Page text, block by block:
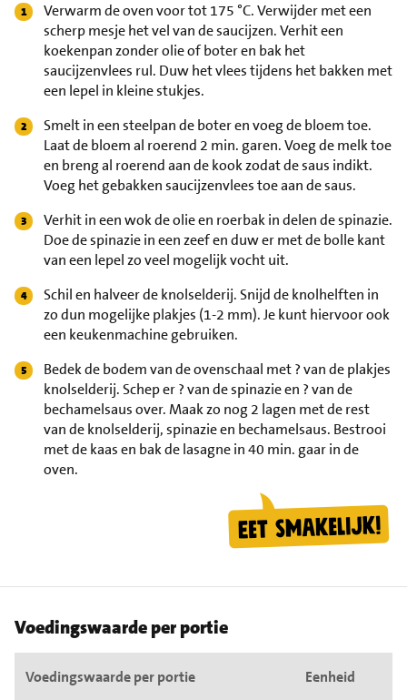
Verwarm de oven voor tot 175 °C. Verwijder met een
scherp mesje het vel van de saucijzen. Verhit een
koekenpan zonder olie of boter en bak het
saucijzenvlees rul. Duw het vlees tijdens het bakken met
een lepel in kleine stukjes.
Smelt in een steelpan de boter en voeg de bloem toe.
Laat de bloem al roerend 2 min. garen. Voeg de melk toe
en breng al roerend aan de kook zodat de saus indikt.
Voeg het gebakken saucijzenvlees toe aan de saus.
Verhit in een wok de olie en roerbak in delen de spinazie.
Doe de spinazie in een zeef en duw er met de bolle kant
van een lepel zo veel mogelijk vocht uit.
Schil en halveer de knolselderij. Snijd de knolhelften in
zo dun mogelijke plakjes (1-2 mm). Je kunt hiervoor ook
een keukenmachine gebruiken.
Bedek de bodem van de ovenschaal met ? van de plakjes
knolselderij. Schep er ? van de spinazie en ? van de
bechamelsaus over. Maak zo nog 2 lagen met de rest
van de knolselderij, spinazie en bechamelsaus. Bestrooi
met de kaas en bak de lasagne in 40 min. gaar in de
oven.
Voedingswaarde per portie
Voedingswaarde per portie Eenheid